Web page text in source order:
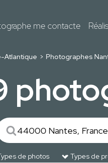
me contacte
Atlantique Photographes